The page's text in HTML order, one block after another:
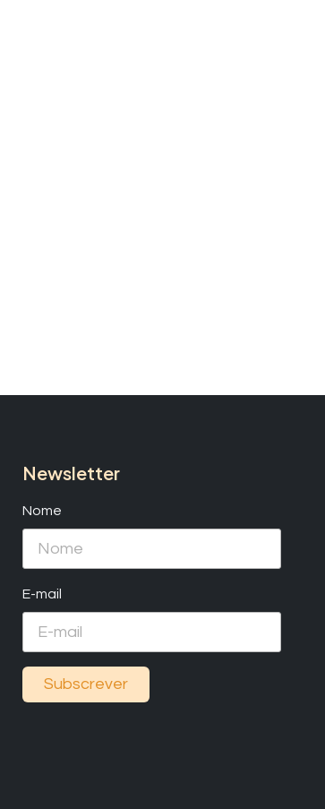
Newsletter
Nome
E-mail
Subscrever